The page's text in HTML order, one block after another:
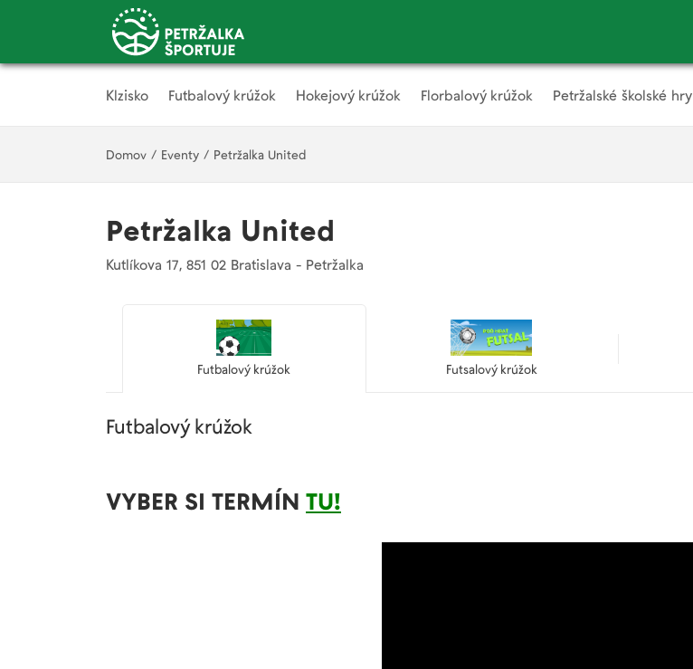
Klzisko Futbalový krúžok Hokejový krúžok Florbalový krúžok Petržalské školské hry
Domov / Eventy / Petržalka United
Petržalka United
Kutlíkova 17, 851 02 Bratislava - Petržalka
Futbalový krúžok Futsalový krúžok
Futbalový krúžok
VYBER SI TERMÍN TU!